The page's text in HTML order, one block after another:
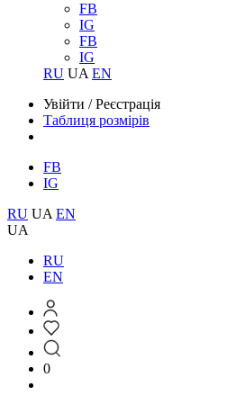
FB
IG
FB
IG
RU UA EN
Увійти /Реєстрація
Таблиця розмірів
FB
IG
RU UA EN
UA
RU
EN
0